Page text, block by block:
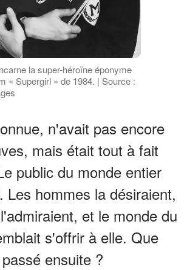
la super-héroïne éponyme
« Supergirl » de 1984. | Source :
n'avait pas encore
mais était tout à fait
public du monde entier
Les hommes la désiraient,
et le monde du
s'offrir à elle. Que
ensuite ?